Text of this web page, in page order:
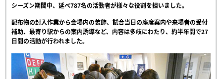
シーズン期間中、延べ787名の活動者が様々な役割を担いました。
配布物の封入作業から会場内の装飾、試合当日の座席案内や来場者の受付
補助、最寄り駅からの案内誘導など、内容は多岐にわたり、約半年間で27
日間の活動が行われました。